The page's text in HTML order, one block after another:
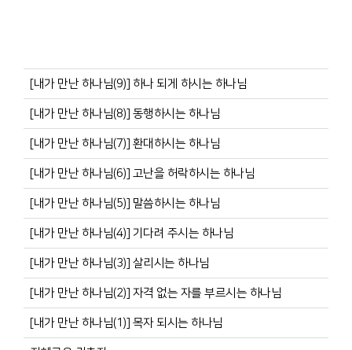
[내가 만난 하나님(9)] 하나 되게 하시는 하나님
[내가 만난 하나님(8)] 동행하시는 하나님
[내가 만난 하나님(7)] 환대하시는 하나님
[내가 만난 하나님(6)] 고난을 허락하시는 하나님
[내가 만난 하나님(5)] 말씀하시는 하나님
[내가 만난 하나님(4)] 기다려 주시는 하나님
[내가 만난 하나님(3)] 살리시는 하나님
[내가 만난 하나님(2)] 자격 없는 자를 부르시는 하나님
[내가 만난 하나님(1)] 목자 되시는 하나님